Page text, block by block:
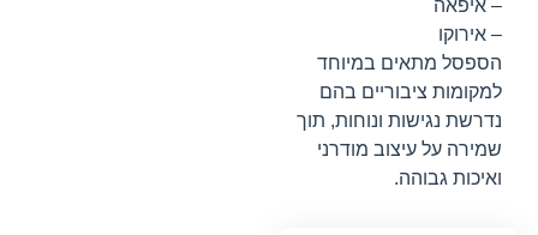
– איפאה
– אירוקו
הספסל מתאים במיוחד
למקומות ציבוריים בהם
נדרשת נגישות ונוחות, תוך
שמירה על עיצוב מודרני
ואיכות גבוהה.